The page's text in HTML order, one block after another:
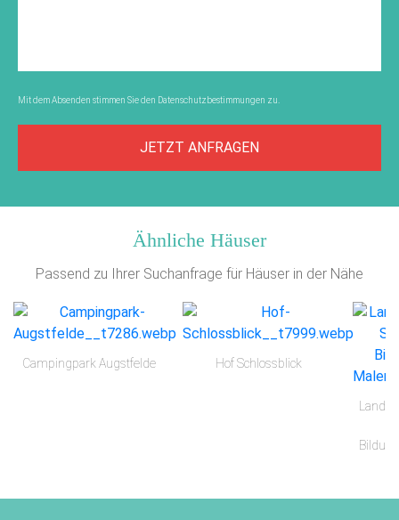
Mit dem Absenden stimmen Sie den Datenschutzbestimmungen zu.
JETZT ANFRAGEN
Ähnliche Häuser
Passend zu Ihrer Suchanfrage für Häuser in der Nähe
Campingpark Augstfelde Hof Schlossblick